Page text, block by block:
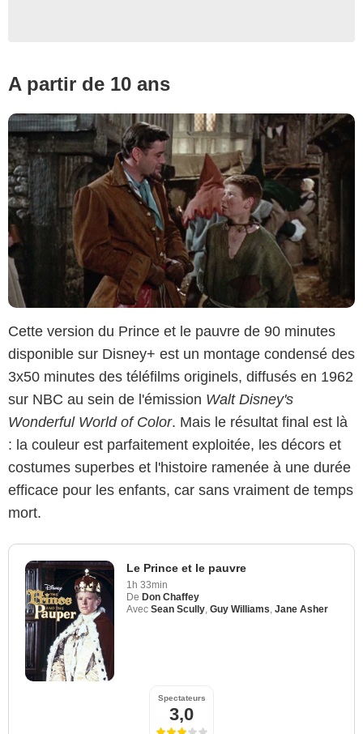
A partir de 10 ans
Cette version du Prince et le pauvre de 90 minutes
disponible sur Disney+ est un montage condensé des
3x50 minutes des téléfilms originels, diffusés en 1962
sur NBC au sein de l'émission Walt Disney's
Wonderful World of Color. Mais le résultat final est là
: la couleur est parfaitement exploitée, les décors et
costumes superbes et l'histoire ramenée à une durée
efficace pour les enfants, car sans vraiment de temps
mort.
Le Prince et le pauvre
1h 33min
De Don Chaffey
Avec Sean Scully, Guy Williams, Jane Asher
Spectateurs
3,0